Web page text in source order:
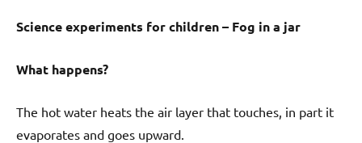
Science experiments for children – Fog in a jar
What happens?
The hot water heats the air layer that touches, in part it
evaporates and goes upward.